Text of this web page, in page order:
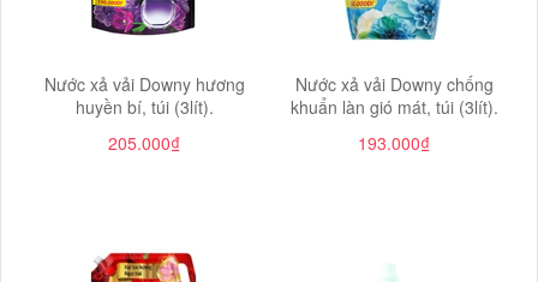
Nước xả vải Downy hương
huyền bí, túi (3lít).
205.000₫
Nước xả vải Downy chống
khuẩn làn gió mát, túi (3lít).
193.000₫